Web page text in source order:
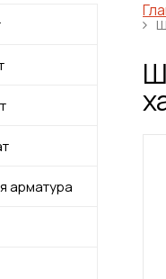
арматура